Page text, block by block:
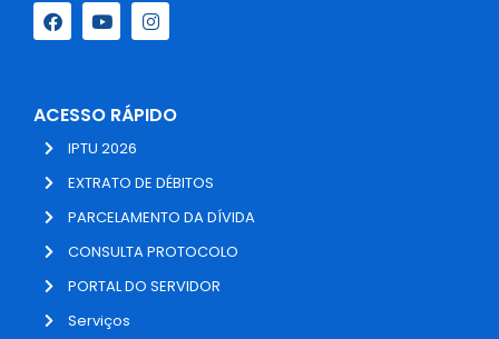
ACESSO RÁPIDO
IPTU 2026
EXTRATO DE DÉBITOS
PARCELAMENTO DA DÍVIDA
CONSULTA PROTOCOLO
PORTAL DO SERVIDOR
Serviços